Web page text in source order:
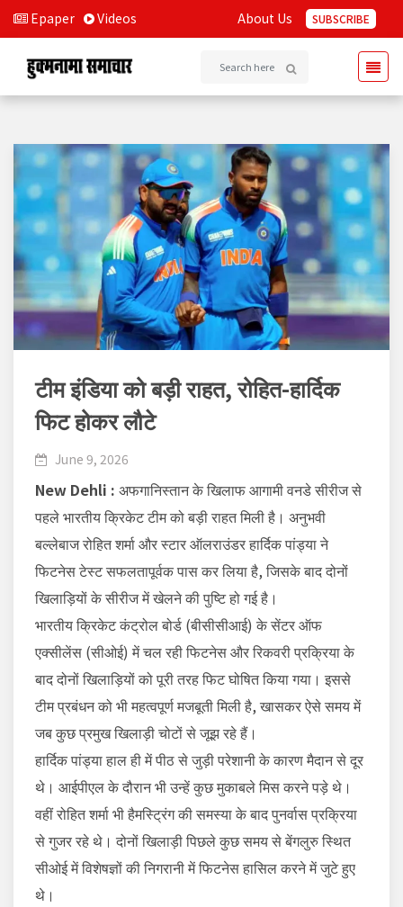
Epaper Videos About Us SUBSCRIBE
टीम इंडिया को बड़ी राहत, रोहित-हार्दिक
फिट होकर लौटे
June 9, 2026
New Dehli : अफगानिस्तान के खिलाफ आगामी वनडे सीरीज से
पहले भारतीय क्रिकेट टीम को बड़ी राहत मिली है। अनुभवी
बल्लेबाज रोहित शर्मा और स्टार ऑलराउंडर हार्दिक पांड्या ने
फिटनेस टेस्ट सफलतापूर्वक पास कर लिया है, जिसके बाद दोनों
खिलाड़ियों के सीरीज में खेलने की पुष्टि हो गई है।
भारतीय क्रिकेट कंट्रोल बोर्ड (बीसीसीआई) के सेंटर ऑफ
एक्सीलेंस (सीओई) में चल रही फिटनेस और रिकवरी प्रक्रिया के
बाद दोनों खिलाड़ियों को पूरी तरह फिट घोषित किया गया। इससे
टीम प्रबंधन को भी महत्वपूर्ण मजबूती मिली है, खासकर ऐसे समय में
जब कुछ प्रमुख खिलाड़ी चोटों से जूझ रहे हैं।
हार्दिक पांड्या हाल ही में पीठ से जुड़ी परेशानी के कारण मैदान से दूर
थे। आईपीएल के दौरान भी उन्हें कुछ मुकाबले मिस करने पड़े थे।
वहीं रोहित शर्मा भी हैमस्ट्रिंग की समस्या के बाद पुनर्वास प्रक्रिया
से गुजर रहे थे। दोनों खिलाड़ी पिछले कुछ समय से बेंगलुरु स्थित
सीओई में विशेषज्ञों की निगरानी में फिटनेस हासिल करने में जुटे हुए
थे।